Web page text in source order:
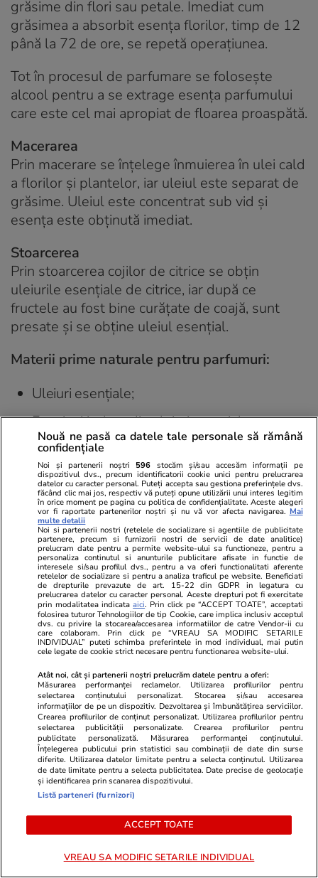
grăsime din flori sau petale. Imediat cum
grăsimea a absorbit esența florilor, timp de 12
până la 72 de ore, se repetă operațiunea.
Tot în procesul de parfumare se folosește
alcool pentru a se extrage esența parfumului
care este cel mai apropiat de floarea proaspătă.
Macerarea
Prin macerare se înțelege înmuierea în ulei cald
a florilor și plantelor, iar uleiul este separat de
grăsime. Uleiul este concentrat sub vid și
esența este obținută imediat.
Stoarcerea
Prin stoarcerea cojilor de citrice se obțin
uleiurile esențiale de citrice, iar după ce
fructele au fost bine curățate de coajă, sunt
presate și se obține uleiul esențial.
Materii prime naturale pentru parfumuri:
Uleiuri esențiale;
Fracțiuni izolate din uleiuri esențiale
Tincturi;
Absolute și concrete;
Rășini și balsamuri;
Compoziții parfumuri pe bază de alcool
Parfum:concentrație– 10-35% esențe –cât
durează mirosul– o zi sau câteva zile;
Apă de parfum: concentrație– 10-20%
esențe –cât durează mirosul– câteva ore,
până la o zi;
Apă de toaletă: concentrație– 5-10 esențe
–cât durează mirosul– 2-3 ore;
Apă de colonie: concentrație– <7%esențe -
cât durează mirosul– 1-2 ore.
Abonați-vă laȘTIRILE
curent cu cele mai noi
informații.
ABONEAZĂ-TE
Nouă ne pasă ca datele tale personale să rămână
confidențiale
Noi și partenerii noștri 596 stocăm și/sau accesăm informații pe
dispozitivul dvs., precum identificatorii cookie unici pentru prelucrarea
datelor cu caracter personal. Puteți accepta sau gestiona preferințele dvs.
făcând clic mai jos, respectiv vă puteți opune utilizării unui interes legitim
în orice moment pe pagina cu politica de confidențialitate. Aceste alegeri
vor fi raportate partenerilor noștri și nu vă vor afecta navigarea. Mai
multe detalii
Noi si partenerii nostri (retelele de socializare si agentiile de publicitate
partenere, precum si furnizorii nostri de servicii de date analitice)
prelucram date pentru a permite website-ului sa functioneze, pentru a
personaliza continutul si anunturile publicitare afisate in functie de
interesele si/sau profilul dvs., pentru a va oferi functionalitati aferente
retelelor de socializare si pentru a analiza traficul pe website. Beneficiati
de drepturile prevazute de art. 15-22 din GDPR in legatura cu
prelucrarea datelor cu caracter personal. Aceste drepturi pot fi exercitate
prin modalitatea indicataaici. Prin click pe “ACCEPT TOATE”, acceptati
folosirea tuturor Tehnologiilor de tip Cookie, care implica inclusiv acceptul
dvs. cu privire la stocarea/accesarea informatiilor de catre Vendor-ii cu
care colaboram. Prin click pe “VREAU SA MODIFIC SETARILE
INDIVIDUAL” puteti schimba preferintele in mod individual, mai putin
cele legate de cookie strict necesare pentru functionarea website-ului.
Atât noi, cât și partenerii noștri prelucrăm datele pentru a oferi:
Măsurarea performanței reclamelor. Utilizarea profilurilor pentru
selectarea conținutului personalizat. Stocarea și/sau accesarea
informațiilor de pe un dispozitiv. Dezvoltarea și îmbunătățirea serviciilor.
Crearea profilurilor de conținut personalizat. Utilizarea profilurilor pentru
selectarea publicității personalizate. Crearea profilurilor pentru
publicitate personalizată. Măsurarea performanței conținutului.
Înțelegerea publicului prin statistici sau combinații de date din surse
diferite. Utilizarea datelor limitate pentru a selecta conținutul. Utilizarea
de date limitate pentru a selecta publicitatea. Date precise de geolocație
și identificarea prin scanarea dispozitivului.
Listă parteneri (furnizori)
ACCEPT TOATE
VREAU SA MODIFIC SETARILE INDIVIDUAL